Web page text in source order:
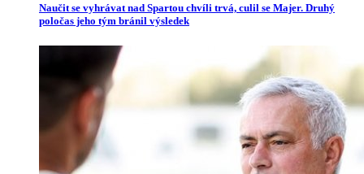
Naučit se vyhrávat nad Spartou chvíli trvá, culil se Majer. Druhý
poločas jeho tým bránil výsledek